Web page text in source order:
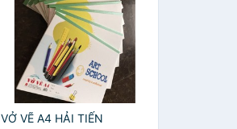
VỞ VẼ A4 HẢI TIẾN